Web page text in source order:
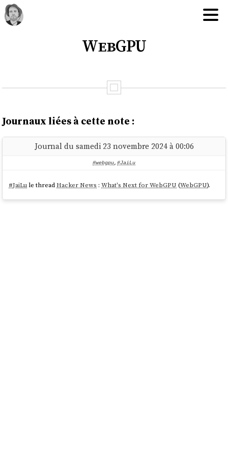
WebGPU
Journaux liées à cette note :
Journal du samedi 23 novembre 2024 à 00:06
#webgpu, #JaiLu
#JaiLule threadHacker News :What's Next for WebGPU (WebGPU).